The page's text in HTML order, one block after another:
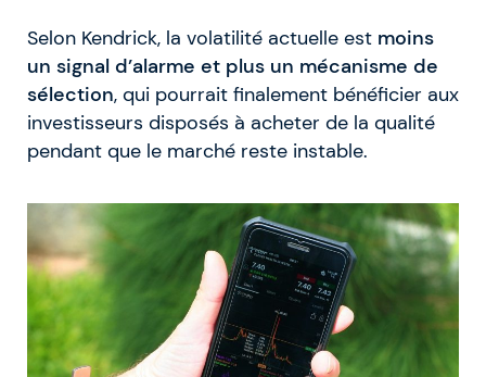
Selon Kendrick, la volatilité actuelle est moins
un signal d’alarme et plus un mécanisme de
sélection, qui pourrait finalement bénéficier aux
investisseurs disposés à acheter de la qualité
pendant que le marché reste instable.